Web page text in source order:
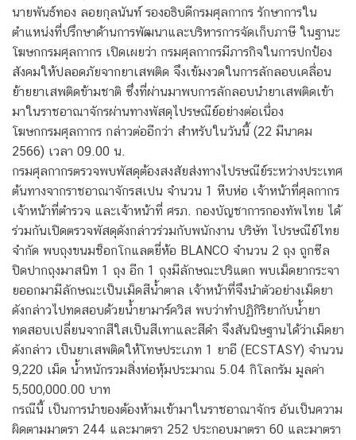
นายพันธ์ทอง ลอยกุลนันท์ รองอธิบดีกรมศุลกากร รักษาการใน
ตำแหน่งที่ปรึกษาด้านการพัฒนาและบริหารการจัดเก็บภาษี ในฐานะ
โฆษกกรมศุลกากร เปิดเผยว่า กรมศุลกากรมีภารกิจในการปกป้อง
สังคมให้ปลอดภัยจากยาเสพติด จึงเข้มงวดในการลักลอบเคลื่อน
ย้ายยาเสพติดข้ามชาติ ซึ่งที่ผ่านมาพบการลักลอบนำยาเสพติดเข้า
มาในราชอาณาจักรผ่านทางพัสดุไปรษณีย์อย่างต่อเนื่อง
โฆษกกรมศุลกากร กล่าวต่ออีกว่า สำหรับในวันนี้ (22 มีนาคม
2566) เวลา 09.00 น.
กรมศุลกากรตรวจพบพัสดุต้องสงสัยส่งทางไปรษณีย์ระหว่างประเทศ
ต้นทางจากราชอาณาจักรสเปน จำนวน 1 หีบห่อ เจ้าหน้าที่ศุลกากร
เจ้าหน้าที่ตำรวจ และเจ้าหน้าที่ ศรภ. กองบัญชาการกองทัพไทย ได้
ร่วมกันเปิดตรวจพัสดุดังกล่าวร่วมกับพนักงาน บริษัท ไปรษณีย์ไทย
จำกัด พบถุงขนมช็อกโกแลตยี่ห้อ BLANCO จำนวน 2 ถุง ถูกซีล
ปิดปากถุงมาสนิท 1 ถุง อีก 1 ถุงมีลักษณะปริแตก พบเม็ดยากระจา
ยออกมามีลักษณะเป็นเม็ดสีน้ำตาล เจ้าหน้าที่จึงนำตัวอย่างเม็ดยา
ดังกล่าวไปทดสอบด้วยน้ำยามาร์ควิส พบว่าทำปฏิกิริยากับน้ำยา
ทดสอบเปลี่ยนจากสีใสเป็นสีเทาและสีดำ จึงสันนิษฐานได้ว่าเม็ดยา
ดังกล่าว เป็นยาเสพติดให้โทษประเภท 1 ยาอี (ECSTASY) จำนวน
9,220 เม็ด น้ำหนักรวมสิ่งห่อหุ้มประมาณ 5.04 กิโลกรัม มูลค่า
5,500,000.00 บาท
กรณีนี้ เป็นการนำของต้องห้ามเข้ามาในราชอาณาจักร อันเป็นความ
ผิดตามมาตรา 244 และมาตรา 252 ประกอบมาตรา 60 และมาตรา